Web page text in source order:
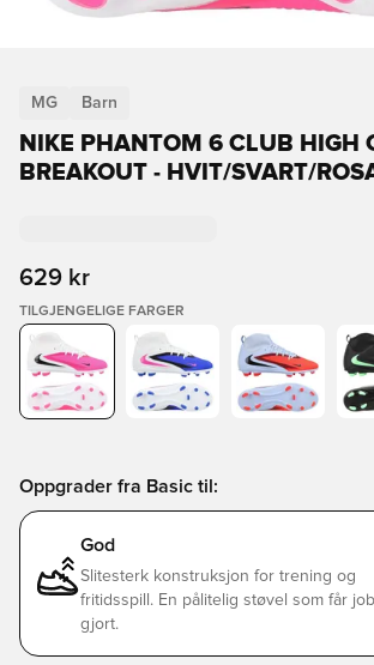
MG Barn
NIKE PHANTOM 6 CLUB HIGH
BREAKOUT - HVIT/SVART/
629 kr
TILGJENGELIGE FARGER
Oppgrader fra Basic til:
God
Slitesterk konstruksjon for trening og
fritidsspill. En pålitelig støvel som får
gjort.